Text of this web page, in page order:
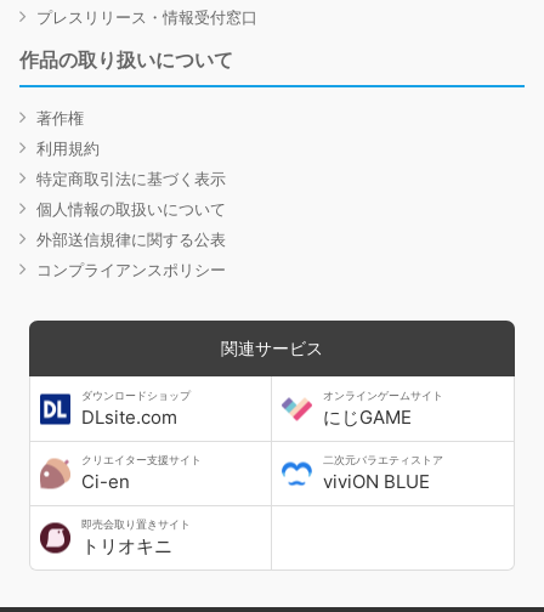
プレスリリース・情報受付窓口
作品の取り扱いについて
著作権
利用規約
特定商取引法に基づく表示
個人情報の取扱いについて
外部送信規律に関する公表
コンプライアンスポリシー
関連サービス
ダウンロードショップ
DLsite.com
オンラインゲームサイト
にじGAME
クリエイター支援サイト
Ci-en
二次元バラエティストア
viviON BLUE
即売会取り置きサイト
トリオキニ